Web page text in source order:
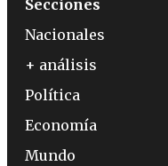
Secciones
Nacionales
+ análisis
Política
Economía
Mundo